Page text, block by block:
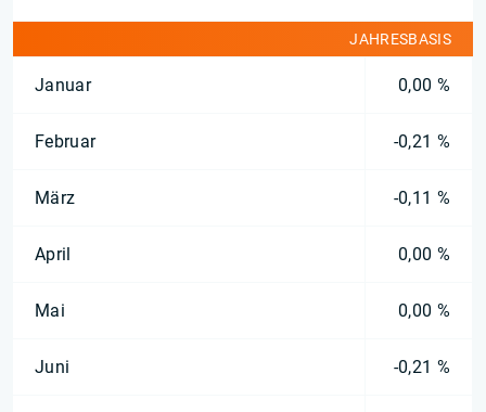
JAHRESBASIS
Januar 0,00 %
Februar -0,21 %
März -0,11 %
April 0,00 %
Mai 0,00 %
Juni -0,21 %